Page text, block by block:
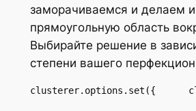
заморачиваемся и делаем
прямоугольную область
Выбирайте решение в
степени вашего
clusterer.options.set({